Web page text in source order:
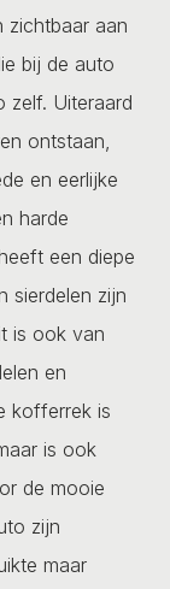
zichtbaar aan
bij de auto
zelf. Uiteraard
ontstaan,
en eerlijke
harde
een diepe
sierdelen zijn
is ook van
en
kofferrek is
is ook
de mooie
zijn
maar